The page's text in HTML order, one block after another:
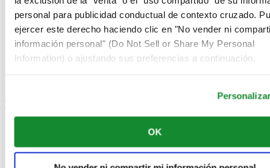
personal para publicidad conductual de contexto cruzado.
ejercer este derecho haciendo clic en "No vender ni
información personal" (Do Not Sell or Share My Personal
Information) o ajustando sus preferencias a continuación.
OK
Plateado
Marrón
Naranja
Gris
Carbono negro
Función
Cronómetro